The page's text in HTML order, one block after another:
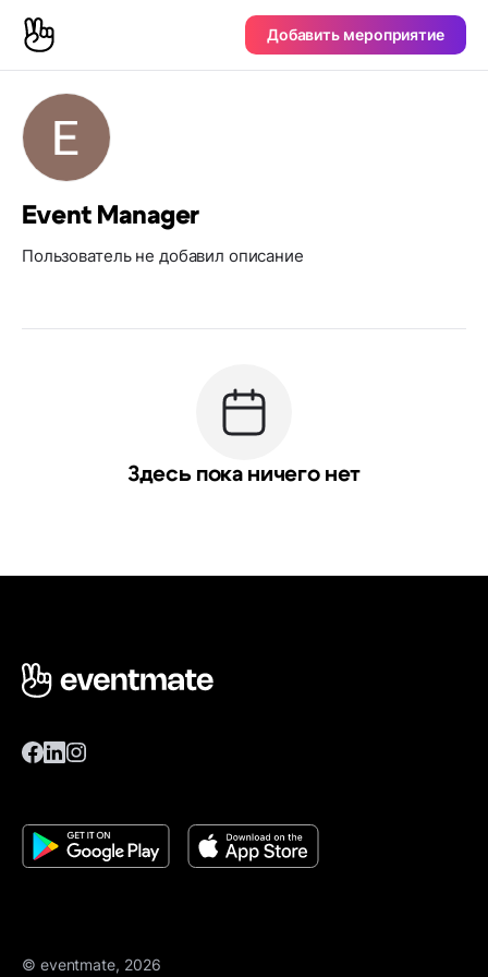
Добавить мероприятие
Event Manager
Пользователь не добавил описание
Здесь пока ничего нет
© eventmate, 2026